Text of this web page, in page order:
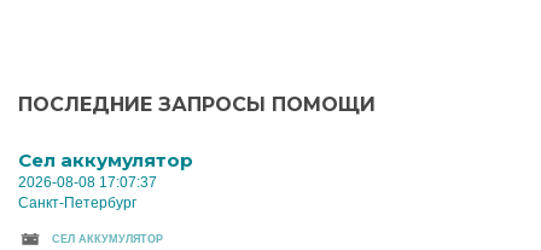
ПОСЛЕДНИЕ ЗАПРОСЫ ПОМОЩИ
Cел аккумулятор
2026-08-08 17:07:37
Санкт-Петербург
CЕЛ АККУМУЛЯТОР